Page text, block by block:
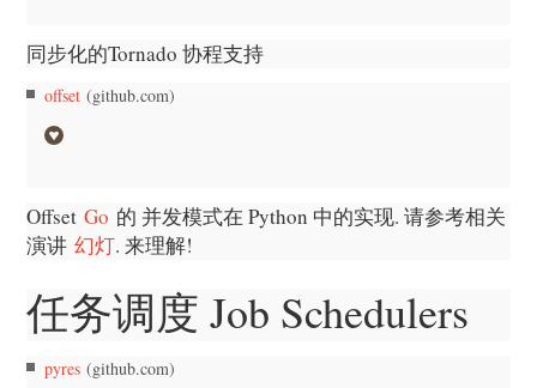
同步化的Tornado 协程支持
offset (github.com)
OffsetGo 的 并发模式在 Python 中的实现. 请参考相关
演讲幻灯. 来理解!
任务调度 Job Schedulers
pyres (github.com)